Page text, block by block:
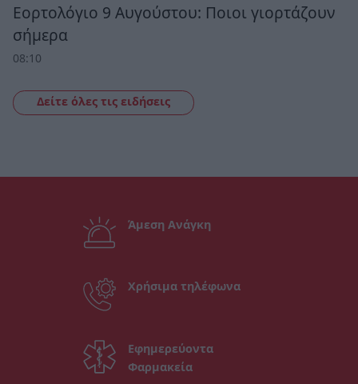
Εορτολόγιο 9 Αυγούστου: Ποιοι γιορτάζουν
σήμερα
08:10
Δείτε όλες τις ειδήσεις
Άμεση Ανάγκη
Χρήσιμα τηλέφωνα
Εφημερεύοντα
Φαρμακεία